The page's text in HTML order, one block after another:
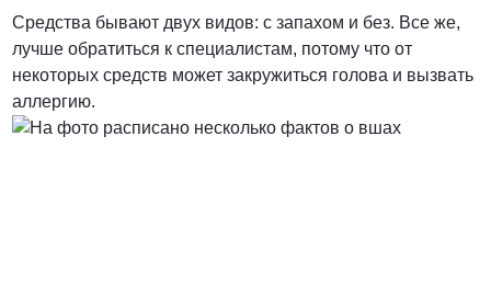
Средства бывают двух видов: с запахом и без. Все же,
лучше обратиться к специалистам, потому что от
некоторых средств может закружиться голова и вызвать
аллергию.